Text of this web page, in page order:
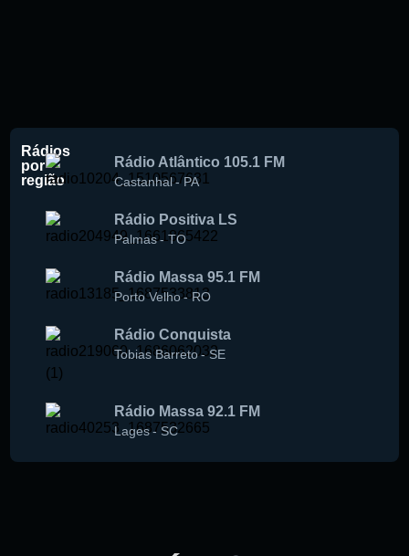
Rádios
por
região
Rádio Atlântico 105.1 FM
Castanhal-PA
Rádio Positiva LS
Palmas-TO
Rádio Massa 95.1 FM
Porto Velho-RO
Rádio Conquista
Tobias Barreto-SE
Rádio Massa 92.1 FM
Lages- SC